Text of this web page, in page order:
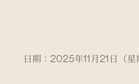
日期：2025年11月21日（星